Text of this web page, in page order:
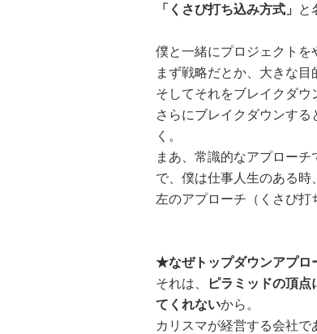
「くさび打ち込み方式」
と
僕と一緒にプロジェクトを
まず戦略だとか、大きな目
そしてそれをブレイクダウ
さらにブレイクダウンする
く。
まあ、常識的なアプローチ
で、僕は仕事人生のある時
左のアプローチ（くさび打
★なぜトップダウンアプロ
それは、
ピラミッドの頂
てくれないから。
カリスマが経営する会社